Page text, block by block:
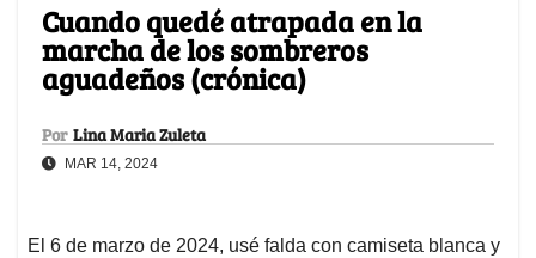
Cuando quedé atrapada en la
marcha de los sombreros
aguadeños (crónica)
Por Lina Maria Zuleta
MAR 14, 2024
El 6 de marzo de 2024, usé falda con camiseta blanca y